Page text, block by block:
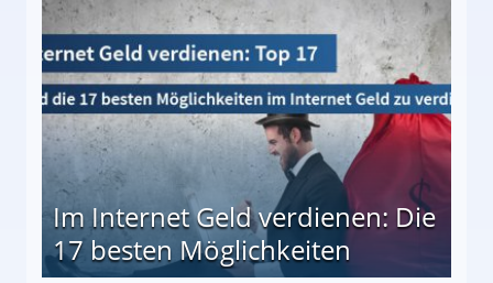
Im Internet Geld verdienen: Die
17 besten Möglichkeiten